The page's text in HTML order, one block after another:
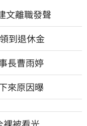
文離職發聲
到退休金
長曹雨婷
來原因曝